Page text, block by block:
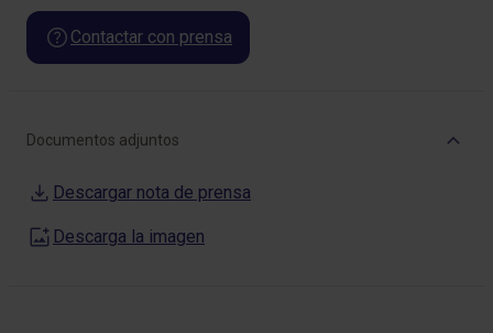
Contactar con prensa
Documentos adjuntos
Descargar nota de prensa
Descarga la imagen